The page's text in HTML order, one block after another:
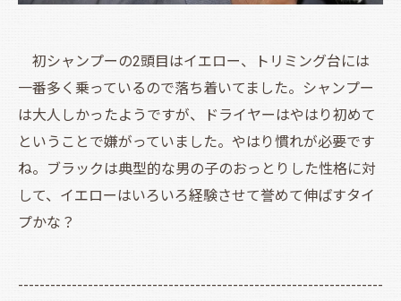
初シャンプーの2頭目はイエロー、トリミング台には
一番多く乗っているので落ち着いてました。シャンプー
は大人しかったようですが、ドライヤーはやはり初めて
ということで嫌がっていました。やはり慣れが必要です
ね。ブラックは典型的な男の子のおっとりした性格に対
して、イエローはいろいろ経験させて誉めて伸ばすタイ
プかな？
--------------------------------------------------------------------